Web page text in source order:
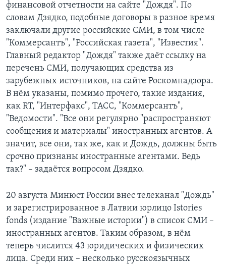
финансовой отчетности на сайте "Дождя". По
словам Дзядко, подобные договоры в разное время
заключали другие российские СМИ, в том числе
"Коммерсантъ", "Российская газета", "Известия".
Главный редактор "Дождя" также даёт ссылку на
перечень СМИ, получающих средства из
зарубежных источников, на сайте Роскомнадзора.
В нём указаны, помимо прочего, такие издания,
как RT, "Интерфакс", ТАСС, "Коммерсантъ",
"Ведомости". "Все они регулярно "распространяют
сообщения и материалы" иностранных агентов. А
значит, все они, так же, как и Дождь, должны быть
срочно признаны иностранные агентами. Ведь
так?" – задаётся вопросом Дзядко.
20 августа Минюст России внес телеканал "Дождь"
и зарегистрированное в Латвии юрлицо Istories
fonds (издание "Важные истории") в список СМИ –
иностранных агентов. Таким образом, в нём
теперь числится 43 юридических и физических
лица. Cреди них – несколько русскоязычных